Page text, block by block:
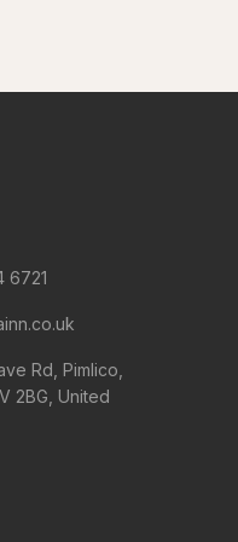
6721
Rd, Pimlico,
2BG, United